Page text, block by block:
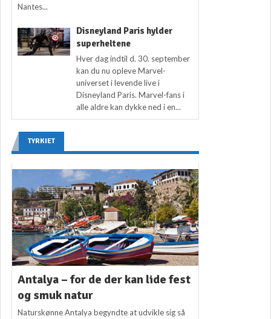
Nantes...
Disneyland Paris hylder
superheltene
Hver dag indtil d. 30. september
kan du nu opleve Marvel-
universet i levende live i
Disneyland Paris. Marvel-fans i
alle aldre kan dykke ned i en...
TYRKIET
Antalya – for de der kan lide fest
og smuk natur
Naturskønne Antalya begyndte at udvikle sig så